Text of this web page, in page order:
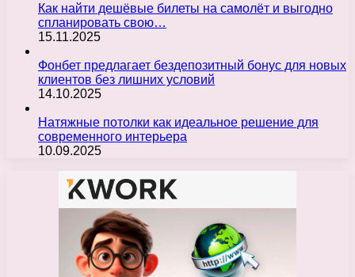
Как найти дешёвые билеты на самолёт и выгодно
спланировать свою…
15.11.2025
Фонбет предлагает бездепозитный бонус для новых
клиентов без лишних условий
14.10.2025
Натяжные потолки как идеальное решение для
современного интерьера
10.09.2025